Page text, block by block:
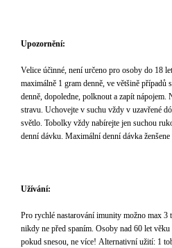
Upozornění:
Velice účinné, není určeno pro osoby do 18
maximálně 1 gram denně, ve většině
denně, dopoledne, polknout a zapít nápojem.
stravu. Uchovejte v suchu vždy v uzavřené
světlo. Tobolky vždy nabírejte jen suchou
denní dávku. Maximální denní dávka
Užívání:
Pro rychlé nastarování imunity možno max 3
nikdy ne před spaním. Osoby nad 60 let
pokud snesou, ne více! Alternativní užití: 1